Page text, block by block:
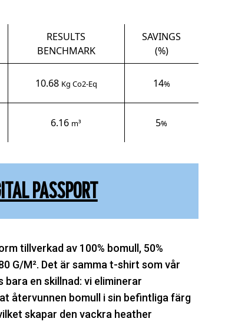
RESULTS
BENCHMARK
SAVINGS
(%)
10.68 Kg Co2-Eq 14%
6.16 m³ 5%
PASSPORT
tillverkad av 100% bomull, 50%
G/M². Det är samma t-shirt som vår
bara en skillnad: vi eliminerar
återvunnen bomull i sin befintliga färg
skapar den vackra heather